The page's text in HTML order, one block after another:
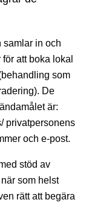
samlar in och
att boka lokal
som
De
är:
privatpersonens
och e-post.
stöd av
som helst
rätt att begära